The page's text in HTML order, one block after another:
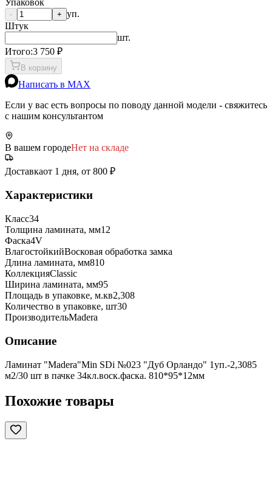
- + уп.
Штук
шт.
Итого:3 750 ₽
В корзину
Написать в MAX
Если у вас есть вопросы по поводу данной модели - свяжитесь
с нашим консультантом
В вашем городеНет на складе
Доставкаот 1 дня, от 800 ₽
Характеристики
Класс34
Толщина ламината, мм12
Фаска4V
ВлагостойкийВосковая обработка замка
Длина ламината, мм810
КоллекцияClassic
Ширина ламината, мм95
Площадь в упаковке, м.кв2,308
Количество в упаковке, шт30
ПроизводительMadera
Описание
Ламинат "Madera"Min SDi №023 "Дуб Орландо" 1уп.-2,3085
м2/30 шт в пачке 34кл.воск.фаска. 810*95*12мм
Похожие товары